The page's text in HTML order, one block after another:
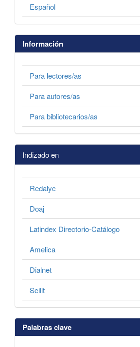
Español
Información
Para lectores/as
Para autores/as
Para bibliotecarios/as
Indizado en
Redalyc
Doaj
Latindex Directorio-Catálogo
Amelica
Dialnet
Scilit
Palabras clave